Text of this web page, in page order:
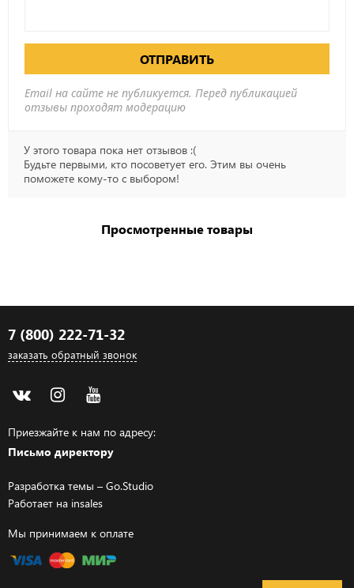
ОТПРАВИТЬ
Email на сайте не публикуется. Перед публикацией
отзывы проходят модерацию
У этого товара пока нет отзывов :(
Будьте первыми, кто посоветует его. Этим вы очень
поможете кому-то с выбором!
Просмотренные товары
7 (800) 222-71-32
заказать обратный звонок
Приезжайте к нам по адресу:
Письмо директору
Разработка темы – Go.Studio
Работает на insales
Мы принимаем к оплате